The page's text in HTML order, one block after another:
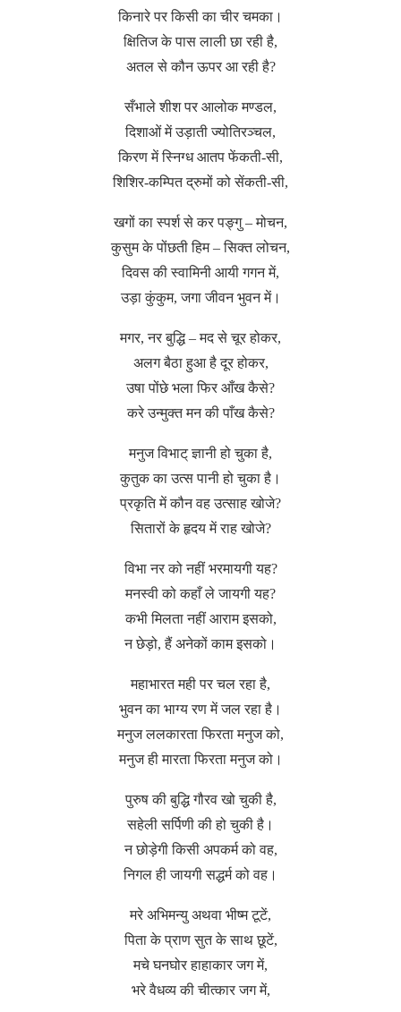
किनारे पर किसी का चीर चमका।
क्षितिज के पास लाली छा रही है,
अतल से कौन ऊपर आ रही है?
सँभाले शीश पर आलोक मण्डल,
दिशाओं में उड़ाती ज्योतिरञ्चल,
किरण में स्निग्ध आतप फेंकती-सी,
शिशिर-कम्पित द्रुमों को सेंकती-सी,
खगों का स्पर्श से कर पङ्गु – मोचन,
कुसुम के पोंछती हिम – सिक्त लोचन,
दिवस की स्वामिनी आयी गगन में,
उड़ा कुंकुम, जगा जीवन भुवन में।
मगर, नर बुद्धि – मद से चूर होकर,
अलग बैठा हुआ है दूर होकर,
उषा पोंछे भला फिर आँख कैसे?
करे उन्मुक्त मन की पाँख कैसे?
मनुज विभाट् ज्ञानी हो चुका है,
कुतुक का उत्स पानी हो चुका है।
प्रकृति में कौन वह उत्साह खोजे?
सितारों के हृदय में राह खोजे?
विभा नर को नहीं भरमायगी यह?
मनस्वी को कहाँ ले जायगी यह?
कभी मिलता नहीं आराम इसको,
न छेड़ो, हैं अनेकों काम इसको।
महाभारत मही पर चल रहा है,
भुवन का भाग्य रण में जल रहा है।
मनुज ललकारता फिरता मनुज को,
मनुज ही मारता फिरता मनुज को।
पुरुष की बुद्धि गौरव खो चुकी है,
सहेली सर्पिणी की हो चुकी है।
न छोड़ेगी किसी अपकर्म को वह,
निगल ही जायगी सद्धर्म को वह।
मरे अभिमन्यु अथवा भीष्म टूटें,
पिता के प्राण सुत के साथ छूटें,
मचे घनघोर हाहाकार जग में,
भरे वैधव्य की चीत्कार जग में,